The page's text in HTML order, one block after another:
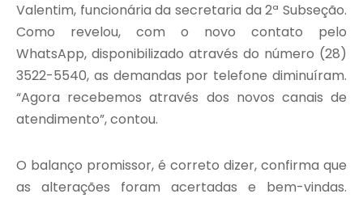
Valentim, funcionária da secretaria da 2ª Subseção.
Como revelou, com o novo contato pelo
WhatsApp, disponibilizado através do número (28)
3522-5540, as demandas por telefone diminuíram.
“Agora recebemos através dos novos canais de
atendimento”, contou.
O balanço promissor, é correto dizer, confirma que
as alterações foram acertadas e bem-vindas.